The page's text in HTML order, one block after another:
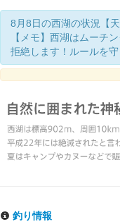
Home
釣り情報
マナーとお願い
クニマス展示館
漁協からのお知
お問い合わせ
8月8日の西湖の状況【
【メモ】西湖はムーチ
拒絶します！ルールを
釣り情報